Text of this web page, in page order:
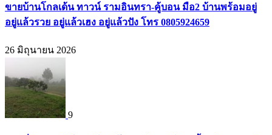
ขายบ้านโกลเด้น ทาวน์ รามอินทรา-คู้บอน มือ2 บ้านพร้อมอยู่
อยู่แล้วรวย อยู่แล้วเฮง อยู่แล้วปัง โทร 0805924659
26 มิถุนายน 2026
9